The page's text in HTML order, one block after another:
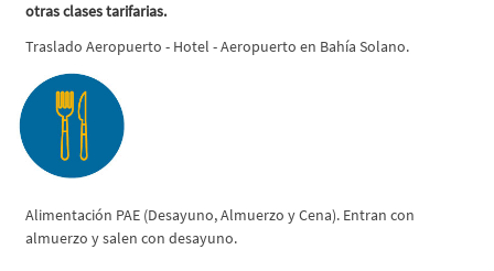
otras clases tarifarias.
Traslado Aeropuerto - Hotel - Aeropuerto en Bahía Solano.
Alimentación PAE (Desayuno, Almuerzo y Cena). Entran con
almuerzo y salen con desayuno.